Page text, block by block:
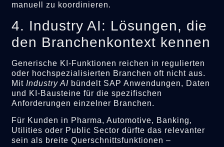
manuell zu koordinieren.
4. Industry AI: Lösungen, die
den Branchenkontext kennen
Generische KI-Funktionen reichen in regulierten
oder hochspezialisierten Branchen oft nicht aus.
Mit Industry AI bündelt SAP Anwendungen, Daten
und KI-Bausteine für die spezifischen
Anforderungen einzelner Branchen.
Für Kunden in Pharma, Automotive, Banking,
Utilities oder Public Sector dürfte das relevanter
sein als breite Querschnittsfunktionen –